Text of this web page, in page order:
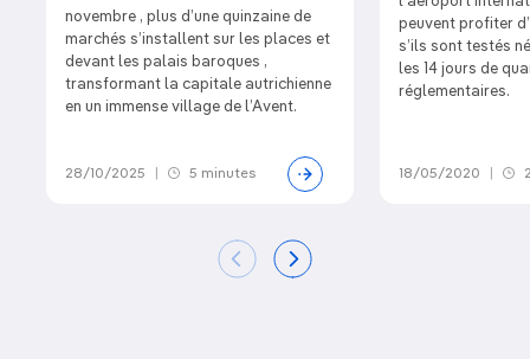
novembre , plus d’une quinzaine de
marchés s’installent sur les places et
devant les palais baroques ,
transformant la capitale autrichienne
en un immense village de l’Avent.
28/10/2025 5 minutes
peuvent profiter
s’ils sont testés
les 14 jours de
réglementaires.
18/05/2020